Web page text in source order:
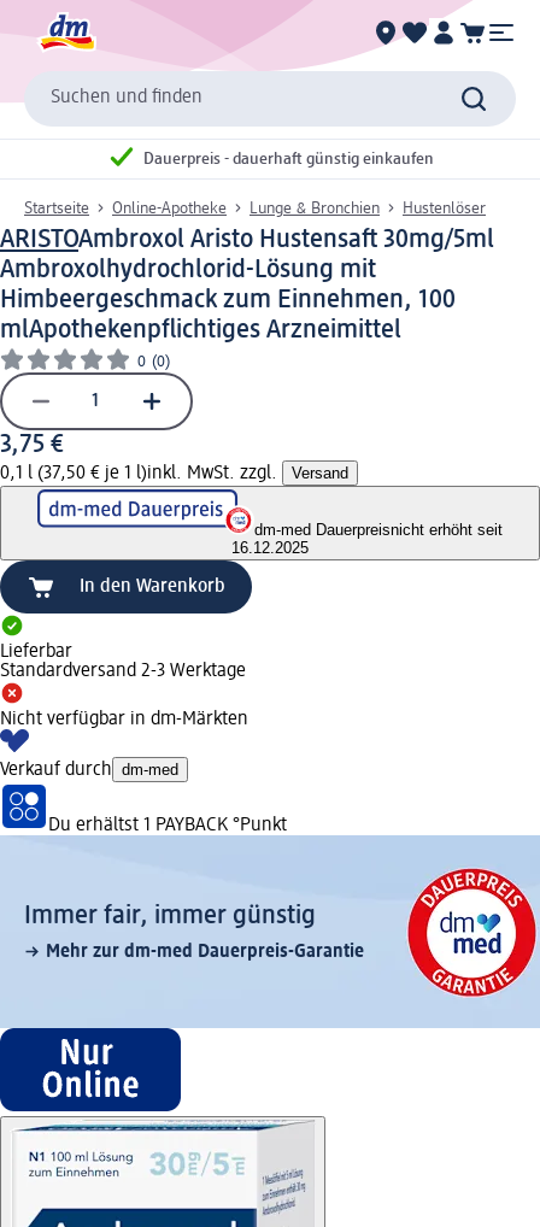
Suchen und finden
Dauerpreis - dauerhaft günstig einkaufen
Startseite Online-Apotheke Lunge & Bronchien Hustenlöser
ARISTOAmbroxol Aristo Hustensaft 30mg/5ml
Ambroxolhydrochlorid-Lösung mit
Himbeergeschmack zum Einnehmen, 100
mlApothekenpflichtiges Arzneimittel
0 (0)
3,75 €
0,1 l (37,50 € je 1 l)inkl. MwSt. zzgl. Versand
dm-med Dauerpreisnicht erhöht seit
16.12.2025
In den Warenkorb
Lieferbar
Standardversand 2-3 Werktage
Nicht verfügbar in dm-Märkten
Verkauf durch dm-med
Du erhältst 1 PAYBACK °Punkt
Immer fair,­ immer günstig
Mehr zur dm-med Dauerpreis-Garantie